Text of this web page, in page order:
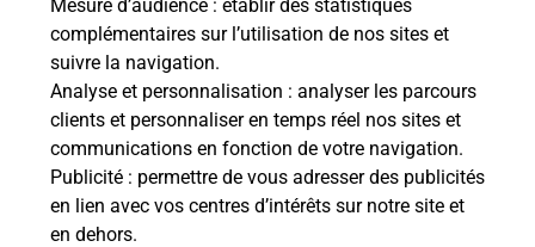
Mesure d’audience : établir des statistiques
complémentaires sur l’utilisation de nos sites et
suivre la navigation.
Analyse et personnalisation : analyser les parcours
clients et personnaliser en temps réel nos sites et
communications en fonction de votre navigation.
Publicité : permettre de vous adresser des publicités
en lien avec vos centres d’intérêts sur notre site et
en dehors.
Boîte aux Lettres La Poste
Collecte du courrier aujourd'hui à 09h00
573 Route De Vic Le Fesq
30260 Saint Theodorit
Le lien s'ouvre dans un nouvel onglet